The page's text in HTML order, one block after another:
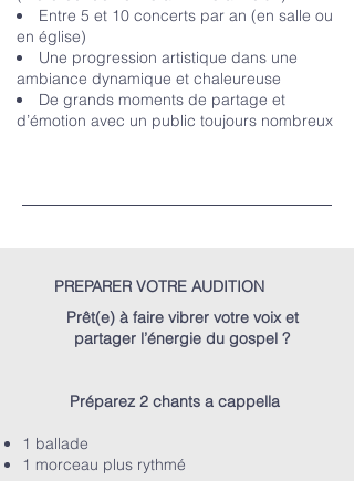
Entre 5 et 10 concerts par an (en salle ou
en église)
Une progression artistique dans une
ambiance dynamique et chaleureuse
De grands moments de partage et
d’émotion avec un public toujours nombreux
PREPARER VOTRE AUDITION
Prêt(e) à faire vibrer votre voix et
partager l’énergie du gospel ?
Préparez 2 chants a cappella
1 ballade
1 morceau plus rythmé